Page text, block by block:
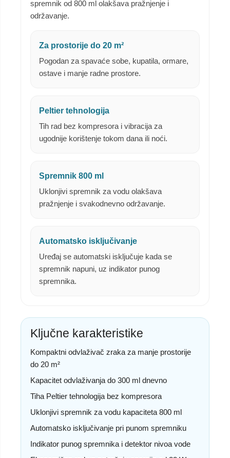
spremnik od 800 ml olakšava pražnjenje i
održavanje.
Za prostorije do 20 m²
Pogodan za spavaće sobe, kupatila, ormare,
ostave i manje radne prostore.
Peltier tehnologija
Tih rad bez kompresora i vibracija za
ugodnije korištenje tokom dana ili noći.
Spremnik 800 ml
Uklonjivi spremnik za vodu olakšava
pražnjenje i svakodnevno održavanje.
Automatsko isključivanje
Uređaj se automatski isključuje kada se
spremnik napuni, uz indikator punog
spremnika.
Ključne karakteristike
Kompaktni odvlaživač zraka za manje prostorije
do 20 m²
Kapacitet odvlaživanja do 300 ml dnevno
Tiha Peltier tehnologija bez kompresora
Uklonjivi spremnik za vodu kapaciteta 800 ml
Automatsko isključivanje pri punom spremniku
Indikator punog spremnika i detektor nivoa vode